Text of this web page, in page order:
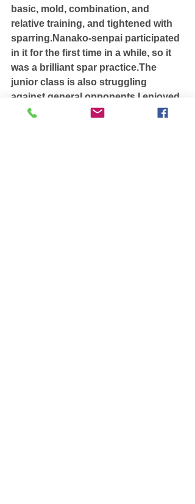
basic, mold, combination, and
relative training, and tightened with
sparring.Nanako-senpai participated
in it for the first time in a while, so it
was a brilliant spar practice.The
junior class is also struggling
against general opponents.I enjoyed
practicing today as well.Let's do our